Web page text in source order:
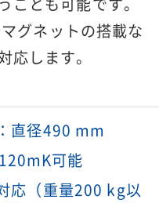
グネットの搭載な
応します。
直径490 mm
可能
応（重量200 kg以